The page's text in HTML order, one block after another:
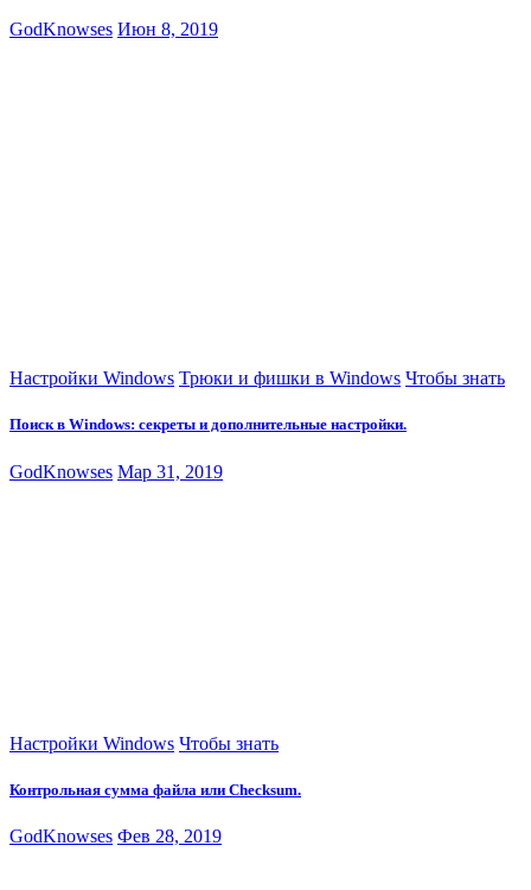
GodKnowses Июн 8, 2019
Настройки Windows Трюки и фишки в Windows Чтобы знать
Поиск в Windows: секреты и дополнительные настройки.
GodKnowses Мар 31, 2019
Настройки Windows Чтобы знать
Контрольная сумма файла или Checksum.
GodKnowses Фев 28, 2019